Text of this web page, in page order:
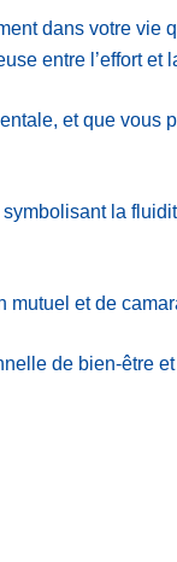
dans votre
entre l’effort et
et que
la
mutuel et de
de bien-être et